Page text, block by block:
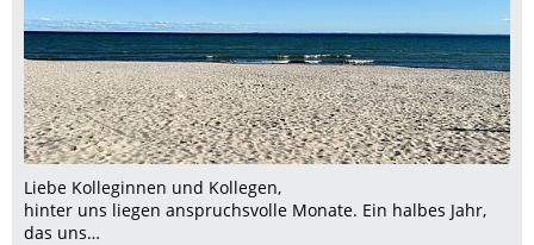
Liebe Kolleginnen und Kollegen,
hinter uns liegen anspruchsvolle Monate. Ein halbes Jahr,
das uns…